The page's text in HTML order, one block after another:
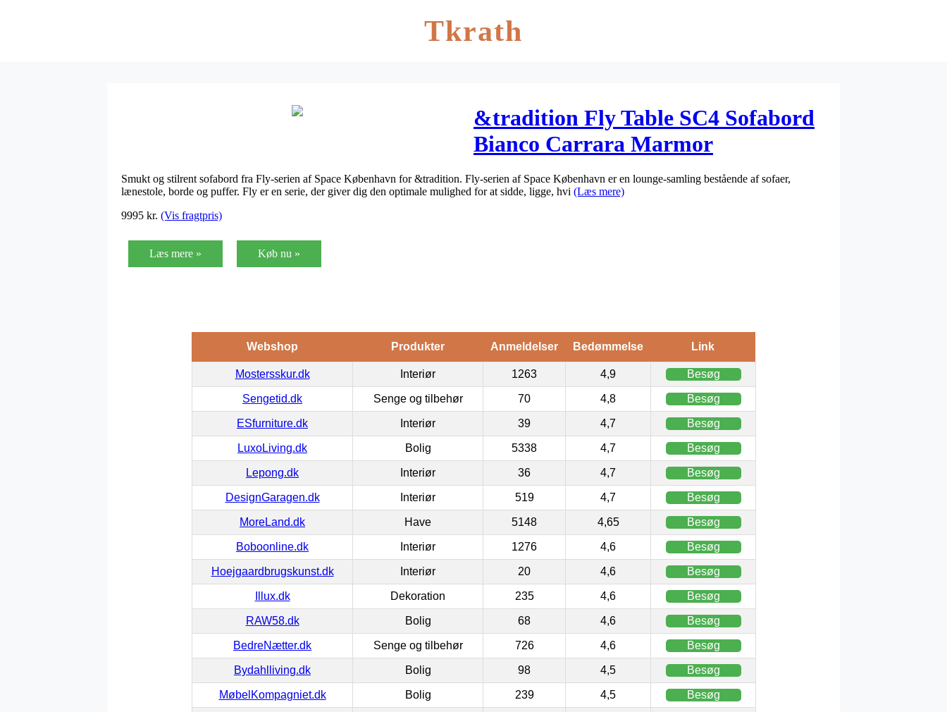
Tkrath
&tradition Fly Table SC4 Sofabord
Bianco Carrara Marmor
Smukt og stilrent sofabord fra Fly-serien af Space København for &tradition. Fly-serien af Space København er en lounge-samling bestående af sofaer,
lænestole, borde og puffer. Fly er en serie, der giver dig den optimale mulighed for at sidde, ligge, hvi (Læs mere)
9995 kr. (Vis fragtpris)
Læs mere » Køb nu »
Webshop Produkter Anmeldelser Bedømmelse Link
Mostersskur.dk Interiør 1263 4,9 Besøg
Sengetid.dk Senge og tilbehør 70 4,8 Besøg
ESfurniture.dk Interiør 39 4,7 Besøg
LuxoLiving.dk Bolig 5338 4,7 Besøg
Lepong.dk Interiør 36 4,7 Besøg
DesignGaragen.dk Interiør 519 4,7 Besøg
MoreLand.dk Have 5148 4,65 Besøg
Boboonline.dk Interiør 1276 4,6 Besøg
Hoejgaardbrugskunst.dk Interiør 20 4,6 Besøg
Illux.dk Dekoration 235 4,6 Besøg
RAW58.dk Bolig 68 4,6 Besøg
BedreNætter.dk Senge og tilbehør 726 4,6 Besøg
Bydahlliving.dk Bolig 98 4,5 Besøg
MøbelKompagniet.dk Bolig 239 4,5 Besøg